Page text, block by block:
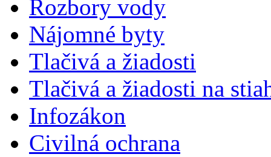
Rozbory vody
Nájomné byty
Tlačivá a žiadosti
Tlačivá a žiadosti na
Infozákon
Civilná ochrana